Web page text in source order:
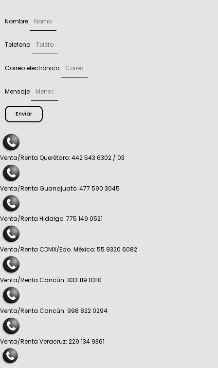
Nombre
Telefono
Correo electrónico
Mensaje
Enviar
Venta/Renta Querétaro: 442 543 6302 / 03
Venta/Renta Guanajuato: 477 590 3045
Venta/Renta Hidalgo: 775 149 0521
Venta/Renta CDMX/Edo. México: 55 9320 6082
Venta/Renta Cancún: 833 119 0310
Venta/Renta Cancún: 998 822 0294
Venta/Renta Veracruz: 229 134 9361